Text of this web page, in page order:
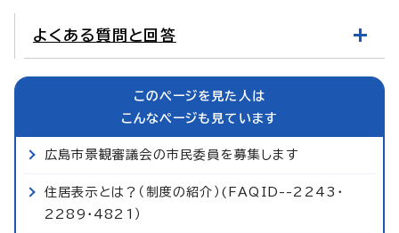
よくある質問と回答
このページを見た人は
こんなページも見ています
広島市景観審議会の市民委員を募集します
住居表示とは？（制度の紹介）(FAQID--2243・
2289・4821）